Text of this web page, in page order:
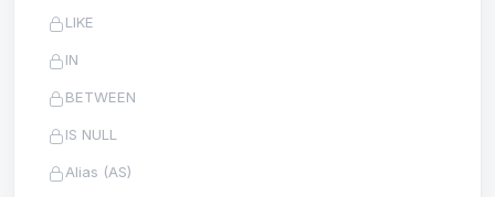
LIKE
IN
BETWEEN
IS NULL
Alias (AS)